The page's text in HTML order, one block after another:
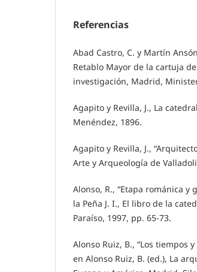
Referencias
Abad Castro, C. y Martín
Retablo Mayor de la cartuja
investigación, Madrid,
Agapito y Revilla, J., La
Menéndez, 1896.
Agapito y Revilla, J.,
Arte y Arqueología de
Alonso, R., “Etapa románica y
la Peña J. I., El libro de la
Paraíso, 1997, pp. 65-73.
Alonso Ruiz, B., “Los tiempos
en Alonso Ruiz, B. (ed.), La